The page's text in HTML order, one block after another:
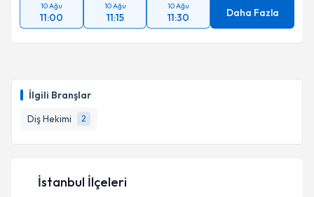
İlgili Branşlar
Diş Hekimi
2
Takvim Talebini Gönder
10 Ağu
11:00
10 Ağu
11:15
10 Ağu
11:30 Daha Fazla
İstanbul İlçeleri